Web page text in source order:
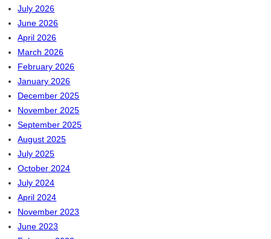
July 2026
June 2026
April 2026
March 2026
February 2026
January 2026
December 2025
November 2025
September 2025
August 2025
July 2025
October 2024
July 2024
April 2024
November 2023
June 2023